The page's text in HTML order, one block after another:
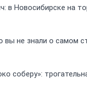
в Новосибирске на
вы не знали о самом
соберу»: